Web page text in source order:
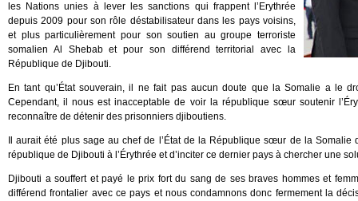
les Nations unies à lever les sanctions qui frappent l’Erythrée
depuis 2009 pour son rôle déstabilisateur dans les pays voisins,
et plus particulièrement pour son soutien au groupe terroriste
somalien Al Shebab et pour son différend territorial avec la
République de Djibouti.
En tant qu’État souverain, il ne fait pas aucun doute que la Somalie a le
Cependant, il nous est inacceptable de voir la république sœur soutenir
reconnaître de détenir des prisonniers djiboutiens.
Il aurait été plus sage au chef de l’État de la République sœur de la
république de Djibouti à l’Érythrée et d’inciter ce dernier pays à chercher une
Djibouti a souffert et payé le prix fort du sang de ses braves hommes et
différend frontalier avec ce pays et nous condamnons donc fermement la